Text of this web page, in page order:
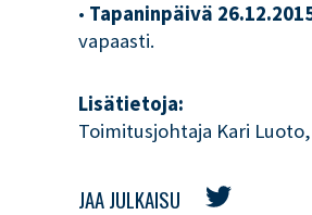
• Tapaninpäivä
vapaasti.
Lisätietoja:
Toimitusjohtaja Kari
JAA JULKAISU